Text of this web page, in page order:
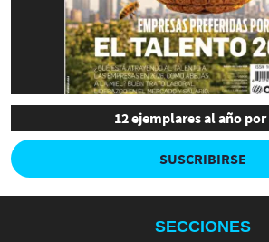
12 ejemplares al año por
SUSCRIBIRSE
SECCIONES